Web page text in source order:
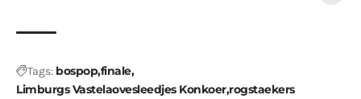
Tags: bospopfinale
Limburgs Vastelaovesleedjes Konkoerrogstaekers